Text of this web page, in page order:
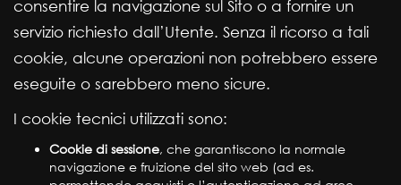
consentire la navigazione sul Sito o a fornire un
servizio richiesto dall’Utente. Senza il ricorso a tali
cookie, alcune operazioni non potrebbero essere
eseguite o sarebbero meno sicure.
I cookie tecnici utilizzati sono:
Cookie di sessione, che garantiscono la normale
navigazione e fruizione del sito web (ad es.